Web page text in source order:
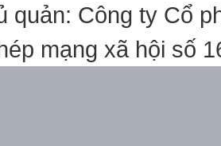
quản: Công ty Cổ
mạng xã hội số